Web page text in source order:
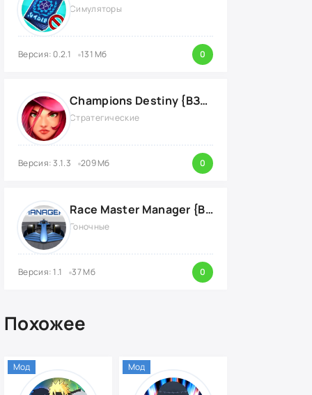
Симуляторы
Версия: 0.2.1 131 Мб 0
Champions Destiny {ВЗЛОМ: на радар}
Стратегические
Версия: 3.1.3 209 Мб 0
Race Master Manager {ВЗЛОМ: много денег}
Гоночные
Версия: 1.1 37 Мб 0
Похожее
Мод Мод